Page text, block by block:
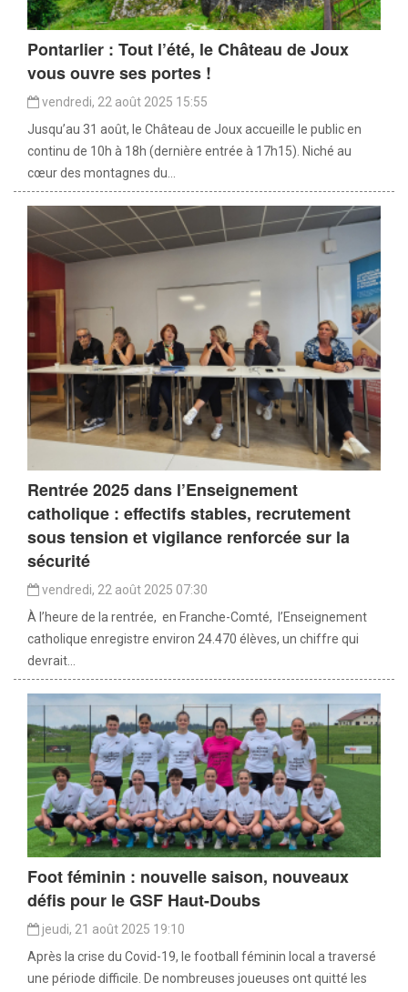
Pontarlier : Tout l’été, le Château de Joux
vous ouvre ses portes !
vendredi, 22 août 2025 15:55
Jusqu’au 31 août, le Château de Joux accueille le public en
continu de 10h à 18h (dernière entrée à 17h15). Niché au
cœur des montagnes du...
Rentrée 2025 dans l’Enseignement
catholique : effectifs stables, recrutement
sous tension et vigilance renforcée sur la
sécurité
vendredi, 22 août 2025 07:30
À l’heure de la rentrée, en Franche-Comté, l’Enseignement
catholique enregistre environ 24.470 élèves, un chiffre qui
devrait...
Foot féminin : nouvelle saison, nouveaux
défis pour le GSF Haut-Doubs
jeudi, 21 août 2025 19:10
Après la crise du Covid-19, le football féminin local a traversé
une période difficile. De nombreuses joueuses ont quitté les